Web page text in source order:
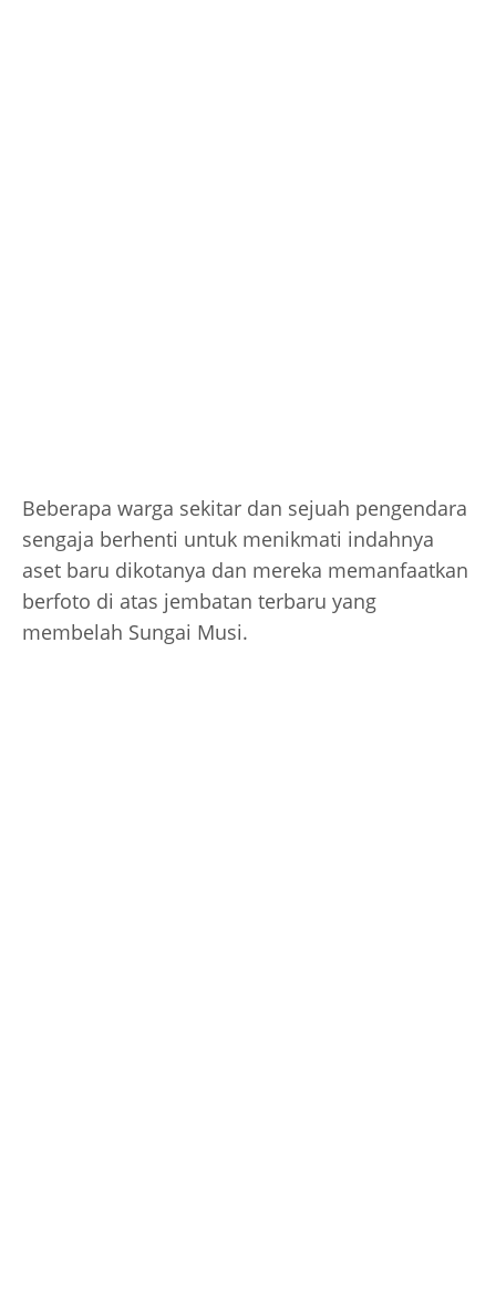
Beberapa warga sekitar dan sejuah pengendara
sengaja berhenti untuk menikmati indahnya
aset baru dikotanya dan mereka memanfaatkan
berfoto di atas jembatan terbaru yang
membelah Sungai Musi.